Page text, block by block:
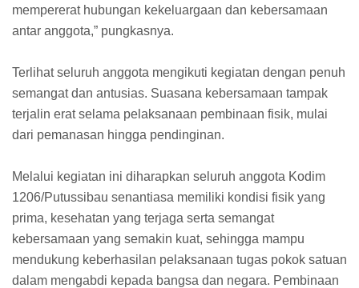
mempererat hubungan kekeluargaan dan kebersamaan
antar anggota,” pungkasnya.
Terlihat seluruh anggota mengikuti kegiatan dengan penuh
semangat dan antusias. Suasana kebersamaan tampak
terjalin erat selama pelaksanaan pembinaan fisik, mulai
dari pemanasan hingga pendinginan.
Melalui kegiatan ini diharapkan seluruh anggota Kodim
1206/Putussibau senantiasa memiliki kondisi fisik yang
prima, kesehatan yang terjaga serta semangat
kebersamaan yang semakin kuat, sehingga mampu
mendukung keberhasilan pelaksanaan tugas pokok satuan
dalam mengabdi kepada bangsa dan negara. Pembinaan